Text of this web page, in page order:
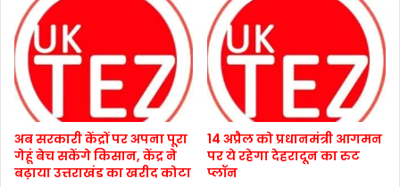
अब सरकारी केंद्रों पर अपना पूरा
गेहूं बेच सकेंगे किसान, केंद्र ने
बढ़ाया उत्तराखंड का खरीद कोटा
14 अप्रैल को प्रधानमंत्री आगमन
पर ये रहेगा देहरादून का रुट
प्लॉन